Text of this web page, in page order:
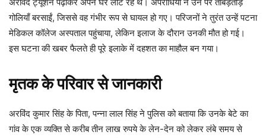
गोलियाँ बरसाईं, जिससे वह गंभीर रूप से घायल हो गए। परिजनों ने तुरंत उन्हें पटना
मेडिकल कॉलेज अस्पताल पहुंचाया, लेकिन इलाज के दौरान उनकी मौत हो गई।
इस घटना की खबर फैलते ही पूरे इलाके में दहशत का माहौल बन गया।
मृतक के परिवार से जानकारी
अरविंद कुमार सिंह के पिता, पन्ना लाल सिंह ने पुलिस को बताया कि उनके बेटे का
गांव के एक व्यक्ति से करीब तीन लाख रुपये के लेन-देन को लेकर लंबे समय से